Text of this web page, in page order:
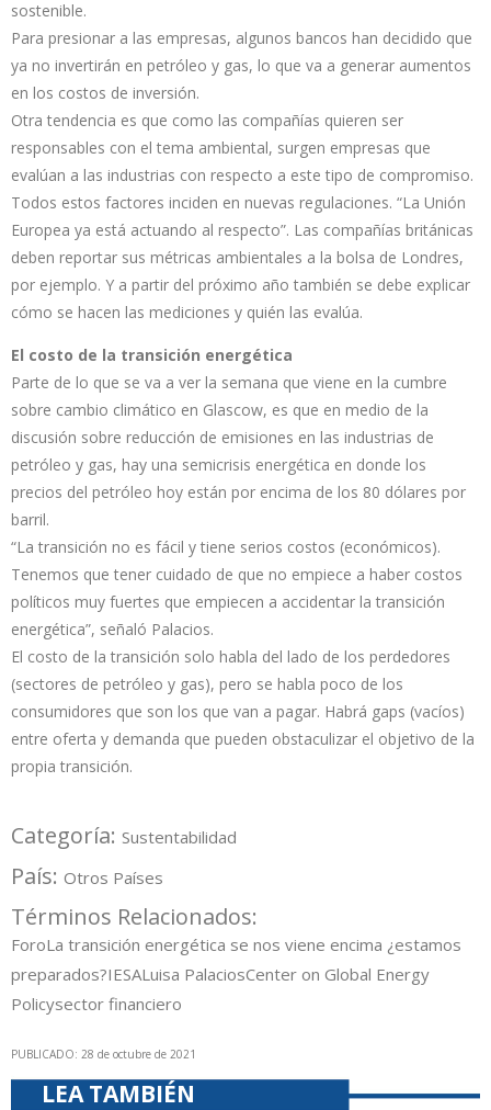
sostenible.
Para presionar a las empresas, algunos bancos han decidido que
ya no invertirán en petróleo y gas, lo que va a generar aumentos
en los costos de inversión.
Otra tendencia es que como las compañías quieren ser
responsables con el tema ambiental, surgen empresas que
evalúan a las industrias con respecto a este tipo de compromiso.
Todos estos factores inciden en nuevas regulaciones. “La Unión
Europea ya está actuando al respecto”. Las compañías británicas
deben reportar sus métricas ambientales a la bolsa de Londres,
por ejemplo. Y a partir del próximo año también se debe explicar
cómo se hacen las mediciones y quién las evalúa.
El costo de la transición energética
Parte de lo que se va a ver la semana que viene en la cumbre
sobre cambio climático en Glascow, es que en medio de la
discusión sobre reducción de emisiones en las industrias de
petróleo y gas, hay una semicrisis energética en donde los
precios del petróleo hoy están por encima de los 80 dólares por
barril.
“La transición no es fácil y tiene serios costos (económicos).
Tenemos que tener cuidado de que no empiece a haber costos
políticos muy fuertes que empiecen a accidentar la transición
energética”, señaló Palacios.
El costo de la transición solo habla del lado de los perdedores
(sectores de petróleo y gas), pero se habla poco de los
consumidores que son los que van a pagar. Habrá gaps (vacíos)
entre oferta y demanda que pueden obstaculizar el objetivo de la
propia transición.
Categoría: Sustentabilidad
País: Otros Países
Términos Relacionados:
ForoLa transición energética se nos viene encima ¿estamos
preparados?IESALuisa PalaciosCenter on Global Energy
Policysector financiero
PUBLICADO: 28 de octubre de 2021
LEA TAMBIÉN